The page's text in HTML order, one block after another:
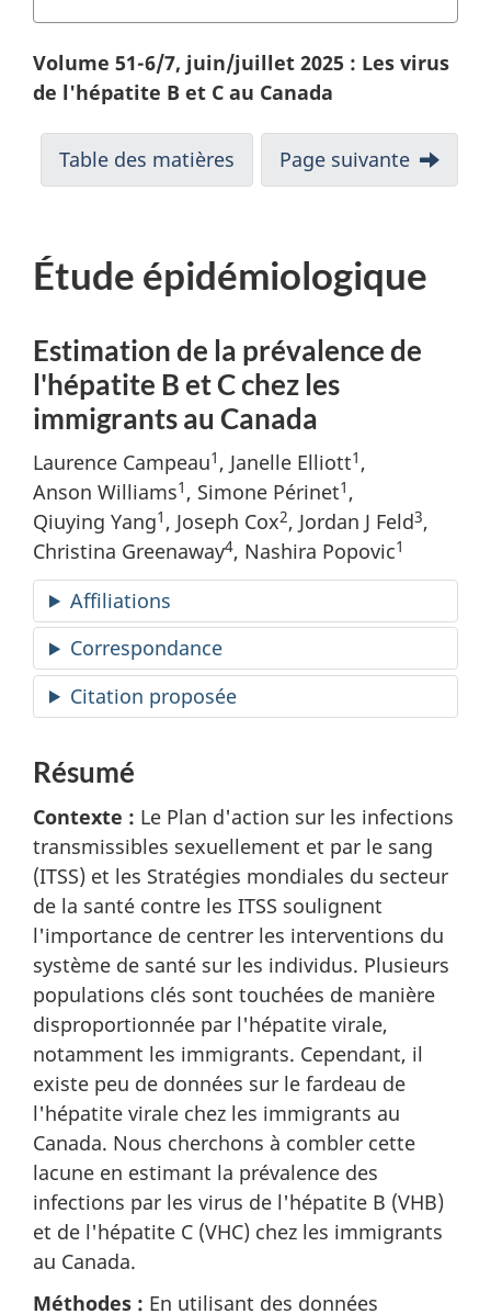
Volume 51-6/7, juin/juillet 2025 : Les virus
de l'hépatite B et C au Canada
Table des matières Page suivante
Étude épidémiologique
Estimation de la prévalence de
l'hépatite B et C chez les
immigrants au Canada
Laurence Campeau1 , Janelle Elliott1 ,
Anson Williams1 , Simone Périnet1 ,
Qiuying Yang1 , Joseph Cox2, Jordan J Feld3,
Christina Greenaway4, Nashira Popovic1
Affiliations
Correspondance
Citation proposée
Résumé
Contexte : Le Plan d'action sur les infections
transmissibles sexuellement et par le sang
(ITSS) et les Stratégies mondiales du secteur
de la santé contre les ITSS soulignent
l'importance de centrer les interventions du
système de santé sur les individus. Plusieurs
populations clés sont touchées de manière
disproportionnée par l'hépatite virale,
notamment les immigrants. Cependant, il
existe peu de données sur le fardeau de
l'hépatite virale chez les immigrants au
Canada. Nous cherchons à combler cette
lacune en estimant la prévalence des
infections par les virus de l'hépatite B (VHB)
et de l'hépatite C (VHC) chez les immigrants
au Canada.
Méthodes : En utilisant des données